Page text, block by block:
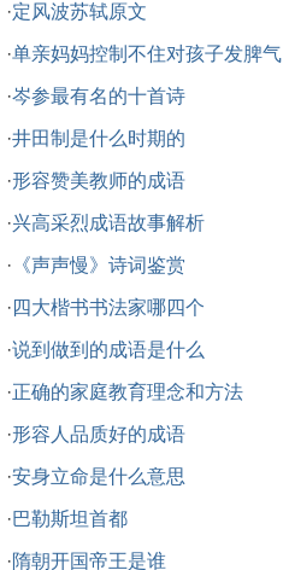
·定风波苏轼原文
·单亲妈妈控制不住对孩子发脾气
·岑参最有名的十首诗
·井田制是什么时期的
·形容赞美教师的成语
·兴高采烈成语故事解析
· 《声声慢》诗词鉴赏
· 四大楷书书法家哪四个
·说到做到的成语是什么
·正确的家庭教育理念和方法
·形容人品质好的成语
·安身立命是什么意思
·巴勒斯坦首都
·隋朝开国帝王是谁